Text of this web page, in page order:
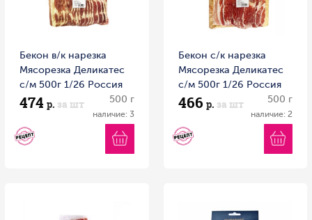
Бекон в/к нарезка
Мясорезка Деликатес
с/м 500г 1/26 Россия
474 р. за шт 500 г
наличие: 3
Бекон с/к нарезка
Мясорезка Деликатес
с/м 500г 1/26 Россия
466 р. за шт 500 г
наличие: 2